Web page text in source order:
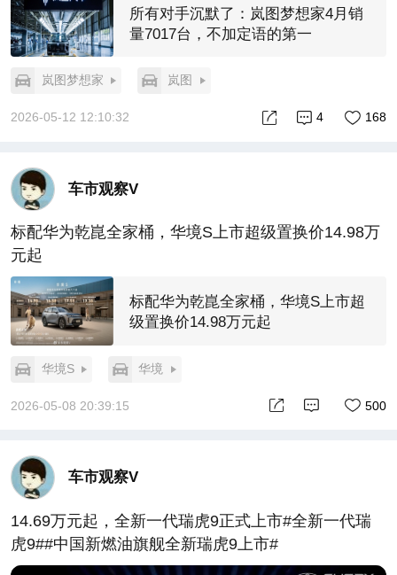
所有对手沉默了：岚图梦想家4月销
量7017台，不加定语的第一
岚图梦想家 岚图
2026-05-12 12:10:32 168
4
车市观察V
标配华为乾崑全家桶，华境S上市超级置换价14.98万
元起
标配华为乾崑全家桶，华境S上市超
级置换价14.98万元起
华境S 华境
2026-05-08 20:39:15 500
车市观察V
14.69万元起，全新一代瑞虎9正式上市#全新一代瑞
虎9##中国新燃油旗舰全新瑞虎9上市#